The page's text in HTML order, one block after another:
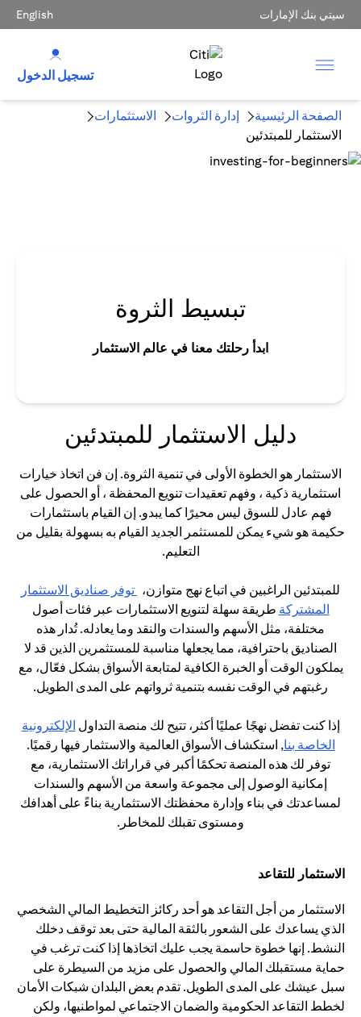
سيتي بنك الإمارات English
تسجيل الدخول
الصفحة الرئيسية إدارة الثروات
الاستثمارات
الاستثمار للمبتدئين
تبسيط الثروة
ابدأ رحلتك معنا في عالم الاستثمار
دليل الاستثمار للمبتدئين
الاستثمار هو الخطوة الأولى في تنمية الثروة. إن فن اتخاذ خيارات
استثمارية ذكية ، وفهم تعقيدات تنويع المحفظة ، أو الحصول على
فهم عادل للسوق ليس محيرًا كما يبدو. إن القيام باستثمارات
حكيمة هو شيء يمكن للمستثمر الجديد القيام به بسهولة بقليل من
التعليم.
للمبتدئين الراغبين في اتباع نهج متوازن، توفر صناديق الاستثمار
المشتركة (opens in a new tab)طريقة سهلة لتنويع الاستثمارات عبر فئات أصول
مختلفة، مثل الأسهم والسندات والنقد وما يعادله. تُدار هذه
الصناديق باحترافية، مما يجعلها مناسبة للمستثمرين الذين قد لا
يملكون الوقت أو الخبرة الكافية لمتابعة الأسواق بشكل فعّال، مع
رغبتهم في الوقت نفسه بتنمية ثرواتهم على المدى الطويل.
إذا كنت تفضل نهجًا عمليًا أكثر، تتيح لك منصة التداول الإلكترونية
الخاصة بنا(opens in a new tab), استكشاف الأسواق العالمية والاستثمار فيها رقميًا.
توفر لك هذه المنصة تحكمًا أكبر في قراراتك الاستثمارية، مع
إمكانية الوصول إلى مجموعة واسعة من الأسهم والسندات
لمساعدتك في بناء وإدارة محفظتك الاستثمارية بناءً على أهدافك
ومستوى تقبلك للمخاطر.
الاستثمار للتقاعد
الاستثمار من أجل التقاعد هو أحد ركائز التخطيط المالي الشخصي
الذي يساعدك على الشعور بالثقة المالية حتى بعد توقف دخلك
النشط. إنها خطوة حاسمة يجب عليك اتخاذها إذا كنت ترغب في
حماية مستقبلك المالي والحصول على مزيد من السيطرة على
سبل عيشك على المدى الطويل. تقدم بعض البلدان شبكات الأمان
لخطط التقاعد الحكومية والضمان الاجتماعي لمواطنيها، ولكن